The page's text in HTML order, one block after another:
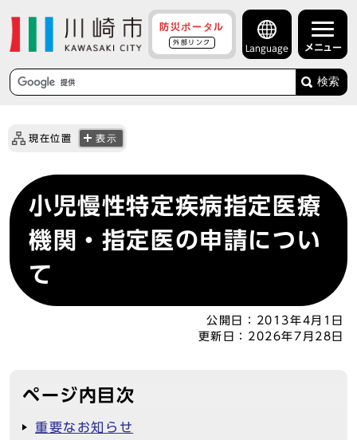
防災ポータル
外部リンク
Language メニュー
検索
現在位置 表示
小児慢性特定疾病指定医療
機関・指定医の申請につい
て
公開日：
2013年4月1日
更新日： 2026年7月28日
ページ内目次
重要なお知らせ